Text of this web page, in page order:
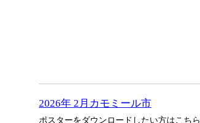
2026年 2月カモミール市
ポスターをダウンロードしたい方はこちら